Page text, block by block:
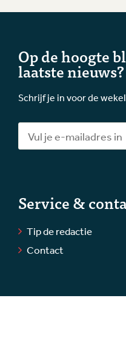
Op de hoogte
laatste nieuws?
Schrijf je in voor de
Service &
Tip de redactie
Contact